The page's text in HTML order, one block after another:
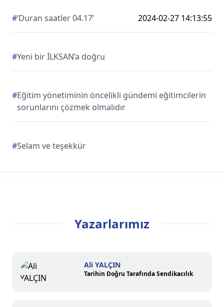
#‘Duran saatler 04.17’ 2024-02-27 14:13:55
#Yeni bir İLKSAN’a doğru
#Eğitim yönetiminin öncelikli gündemi eğitimcilerin
sorunlarını çözmek olmalıdır
#Selam ve teşekkür
Yazarlarımız
Ali YALÇIN
Tarihin Doğru Tarafında Sendikacılık